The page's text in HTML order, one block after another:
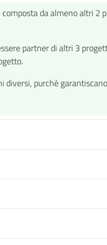
da almeno altri
partner di altri 3
purchè